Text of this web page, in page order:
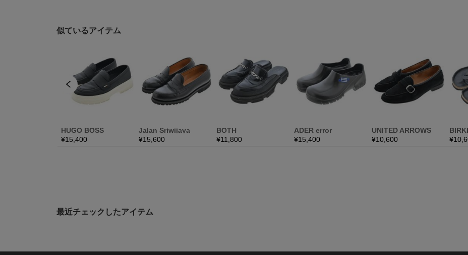
最近チェックしたアイテム